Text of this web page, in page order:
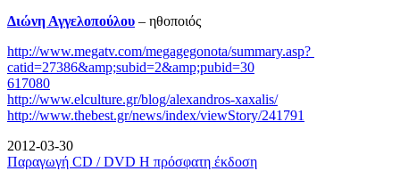
Διώνη Αγγελοπούλου – ηθοποιός
http://www.megatv.com/megagegonota/summary.asp?
catid=27386&amp;subid=2&amp;pubid=30
617080
http://www.elculture.gr/blog/alexandros-xaxalis/
http://www.thebest.gr/news/index/viewStory/241791
2012-03-30
Παραγωγή CD / DVD Η πρόσφατη έκδοση